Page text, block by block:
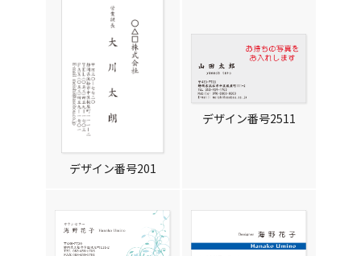
デザイン番号201
デザイン番号2511